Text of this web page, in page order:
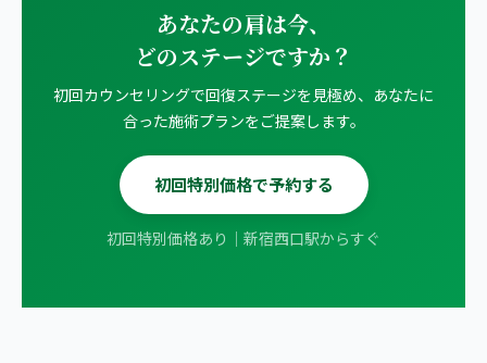
あなたの肩は今、
どのステージですか？
初回カウンセリングで回復ステージを見極め、あなたに
合った施術プランをご提案します。
初回特別価格で予約する
初回特別価格あり｜新宿西口駅からすぐ